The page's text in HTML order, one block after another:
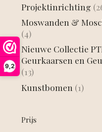
9,2
Projektinrichting
Moswanden &
(4)
Nieuwe Collectie
Geurkaarsen en
(13)
Kunstbomen (1)
Prijs